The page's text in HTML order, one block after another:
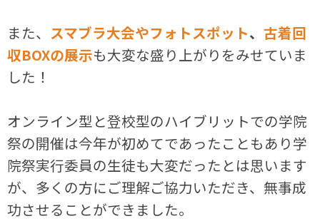
また、 スマブラ大会やフォトスポット、古着回
収BOXの展示も大変な盛り上がりをみせていま
した！
オンライン型と登校型のハイブリットでの学院
祭の開催は今年が初めてであったこともあり学
院祭実行委員の生徒も大変だったとは思います
が、多くの方にご理解ご協力いただき、無事成
功させることができました。